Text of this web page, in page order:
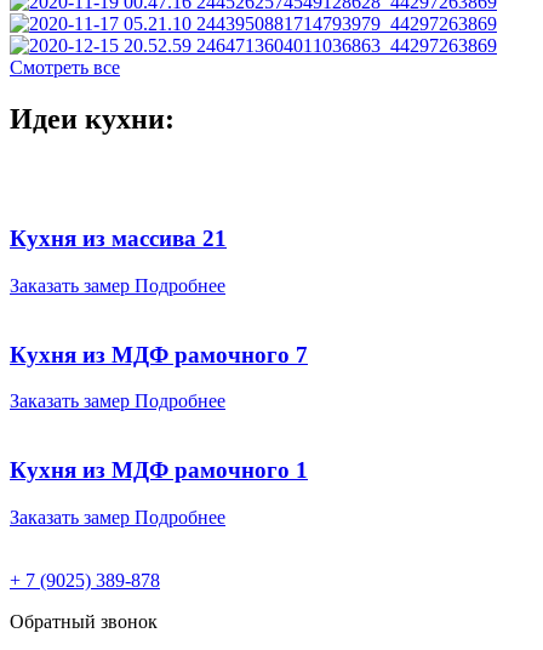
Смотреть все
Идеи кухни:
Кухня из массива 21
Заказать замер Подробнее
Кухня из МДФ рамочного 7
Заказать замер Подробнее
Кухня из МДФ рамочного 1
Заказать замер Подробнее
+ 7 (9025) 389-878
Обратный звонок